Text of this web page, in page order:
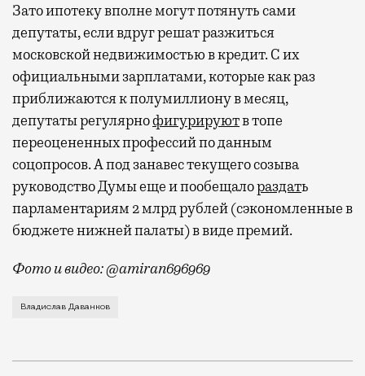
Зато ипотеку вполне могут потянуть сами
депутаты, если вдруг решат разжиться
московской недвижимостью в кредит. С их
официальными зарплатами, которые как раз
приближаются к полумиллиону в месяц,
депутаты регулярнофигурируютв топе
переоцененных профессий по данным
соцопросов. А под занавес текущего созыва
руководство Думы еще и пообещалораздать
парламентариям 2 млрд рублей (сэкономленные в
бюджете нижней палаты) в виде премий.
Фото и видео: @amiran696969
Видео с репликой из интервью народного
Владислав Даванков